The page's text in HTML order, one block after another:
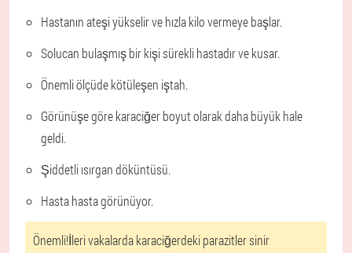
Hastanın ateşi yükselir ve hızla kilo vermeye başlar.
Solucan bulaşmış bir kişi sürekli hastadır ve kusar.
Önemli ölçüde kötüleşen iştah.
Görünüşe göre karaciğer boyut olarak daha büyük hale
geldi.
Şiddetli ısırgan döküntüsü.
Hasta hasta görünüyor.
Önemli!İleri vakalarda karaciğerdeki parazitler sinir